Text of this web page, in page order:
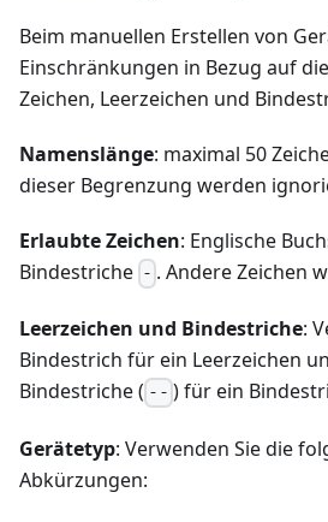
Beim manuellen Erstellen von
Einschränkungen in Bezug auf
Zeichen, Leerzeichen und
Namenslänge: maximal 50
dieser Begrenzung werden
Erlaubte Zeichen: Englische
Bindestriche - . Andere Zeichen
Leerzeichen und Bindestriche:
Bindestrich für ein Leerzeichen
Bindestriche ( -- ) für ein
Gerätetyp: Verwenden Sie die
Abkürzungen: